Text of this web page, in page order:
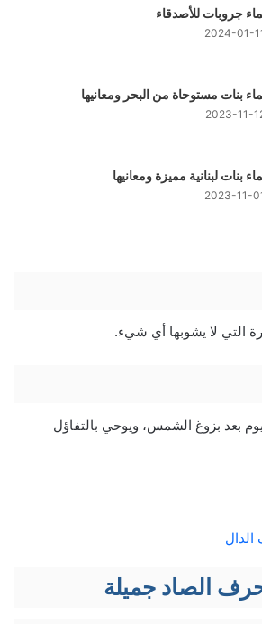
جروبات للأصدقاء
2024-01-
بنات مستوحاة من البحر ومعانيها
2023-11-
بنات لبنانية مميزة ومعانيها
2023-11-
التي لا يشوبها أي شيء.
بعد بزوغ الشمس، ويوحي بالتفاؤل
الصاد جميلة